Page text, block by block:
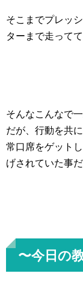
そこまでプレッ
ターまで走って
そんなこんなで
だが、行動を共
常口席をゲット
げされていた事
〜今日の